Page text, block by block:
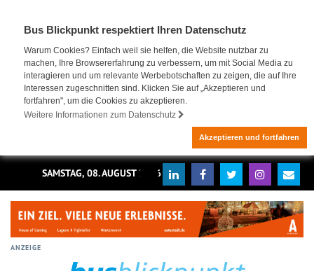
Bus Blickpunkt respektiert Ihren Datenschutz
Warum Cookies? Einfach weil sie helfen, die Website nutzbar zu
machen, Ihre Browsererfahrung zu verbessern, um mit Social Media zu
interagieren und um relevante Werbebotschaften zu zeigen, die auf Ihre
Interessen zugeschnitten sind. Klicken Sie auf „Akzeptieren und
fortfahren", um die Cookies zu akzeptieren.
Weitere Informationen zum Datenschutz
Akzeptieren und fortfahren
SAMSTAG, 08. AUGUST 2026
ANZEIGE